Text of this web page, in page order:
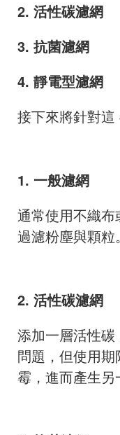
2. 活性碳濾網
3. 抗菌濾網
4. 靜電型濾網
接下來將針對這
1. 一般濾網
通常使用不織
過濾粉塵與顆粒。
2. 活性碳濾網
添加一層活性
問題，但使用
霉，進而產生另